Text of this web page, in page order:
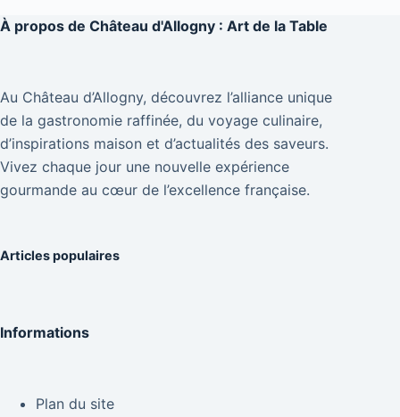
À propos de Château d'Allogny : Art de la Table
Au Château d’Allogny, découvrez l’alliance unique
de la gastronomie raffinée, du voyage culinaire,
d’inspirations maison et d’actualités des saveurs.
Vivez chaque jour une nouvelle expérience
gourmande au cœur de l’excellence française.
Articles populaires
Informations
Plan du site